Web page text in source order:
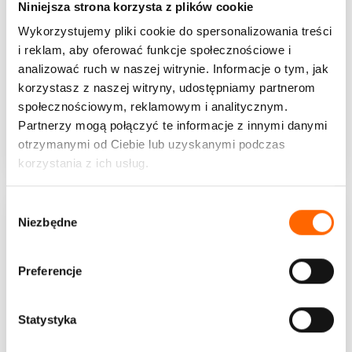
Niniejsza strona korzysta z plików cookie
Wykorzystujemy pliki cookie do spersonalizowania treści
i reklam, aby oferować funkcje społecznościowe i
analizować ruch w naszej witrynie. Informacje o tym, jak
korzystasz z naszej witryny, udostępniamy partnerom
społecznościowym, reklamowym i analitycznym.
Partnerzy mogą połączyć te informacje z innymi danymi
otrzymanymi od Ciebie lub uzyskanymi podczas
korzystania z ich usług.
Niezbędne
Preferencje
Statystyka
Proste prawdy o przywództwie. 52 wskazówki, jak
rozwijać servant leadership oraz budować zaufanie
Proste prawdy o przywództwie to dwuczęściowa kompilacja...
WIĘCEJ